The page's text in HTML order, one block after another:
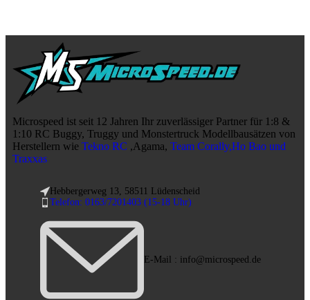
Microspeed ist seit 12 Jahren Ihr zuverlässiger Partner für 1:8 &
1:10 RC Buggy, Truggy und Monstertruck Modellbausätzen von
Herstellern wie Tekno RC ,Agama, Team Corally,Ho Bao und
Traxxas
Hebbergerweg 13, 58511 Lüdenscheid
Telefon: 0163/7201403 (15-18 Uhr)
E-Mail : info@microspeed.de